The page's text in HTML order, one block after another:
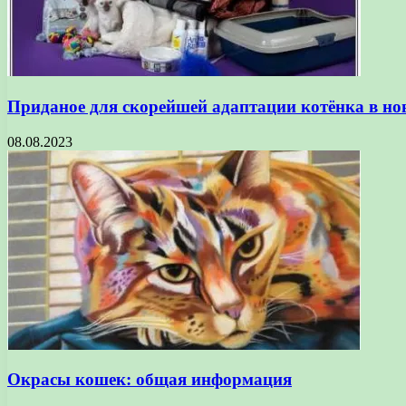
Приданое для скорейшей адаптации котёнка в
08.08.2023
Окрасы кошек: общая информация